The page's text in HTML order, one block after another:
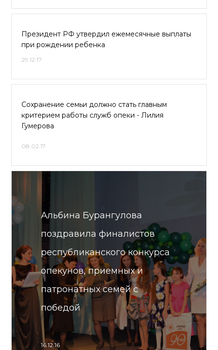
Президент РФ утвердил ежемесячные выплаты
при рождении ребенка
29.12.17
Сохранение семьи должно стать главным
критерием работы служб опеки - Лилия
Гумерова
08.02.17
Альбина Бурангулова
поздравила финалистов
республиканского конкурса
опекунов, приемных и
патронатных семей с
победой
16.12.16